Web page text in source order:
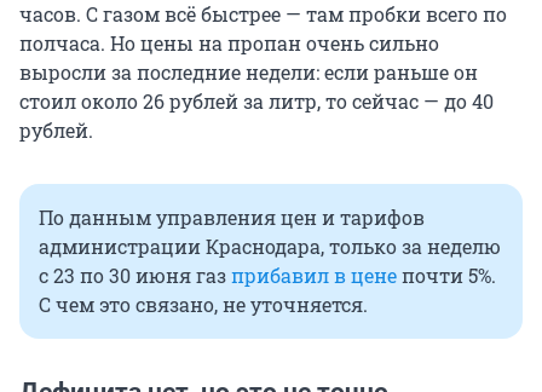
часов. С газом всё быстрее — там пробки всего по
полчаса. Но цены на пропан очень сильно
выросли за последние недели: если раньше он
стоил около 26 рублей за литр, то сейчас — до 40
рублей.
По данным управления цен и тарифов
администрации Краснодара, только за неделю
с 23 по 30 июня газприбавил в ценепочти 5%.
С чем это связано, не уточняется.